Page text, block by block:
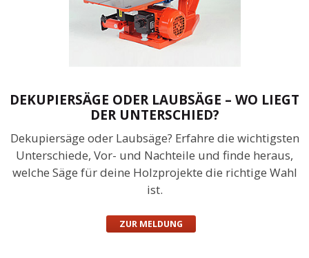
DEKUPIERSÄGE ODER LAUBSÄGE – WO LIEGT
DER UNTERSCHIED?
Dekupiersäge oder Laubsäge? Erfahre die wichtigsten
Unterschiede, Vor- und Nachteile und finde heraus,
welche Säge für deine Holzprojekte die richtige Wahl
ist.
ZUR MELDUNG